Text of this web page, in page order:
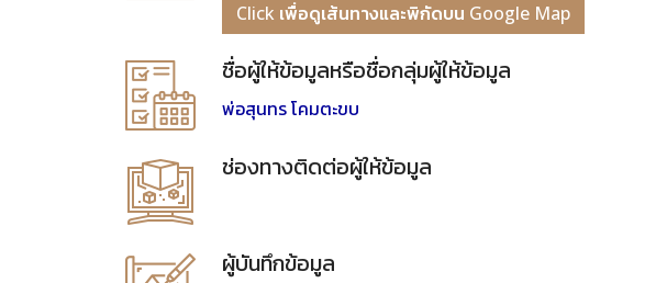
Click เพื่อดูเส้นทางและพิกัดบน Google Map
ชื่อผู้ให้ข้อมูลหรือชื่อกลุ่มผู้ให้ข้อมูล
พ่อสุนทร โคมตะขบ
ช่องทางติดต่อผู้ให้ข้อมูล
ผู้บันทึกข้อมูล